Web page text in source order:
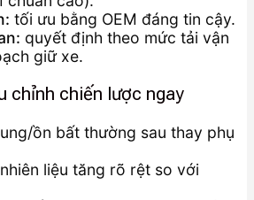
tối ưu bằng OEM đáng tin cậy.
quyết định theo mức tải vận
giữ xe.
chỉnh chiến lược ngay
ồn bất thường sau thay phụ
liệu tăng rõ rệt so với